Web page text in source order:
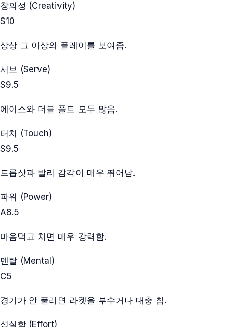
창의성 (Creativity)
S10
상상 그 이상의 플레이를 보여줌.
서브 (Serve)
S9.5
에이스와 더블 폴트 모두 많음.
터치 (Touch)
S9.5
드롭샷과 발리 감각이 매우 뛰어남.
파워 (Power)
A8.5
마음먹고 치면 매우 강력함.
멘탈 (Mental)
C5
경기가 안 풀리면 라켓을 부수거나 대충 침.
성실함 (Effort)